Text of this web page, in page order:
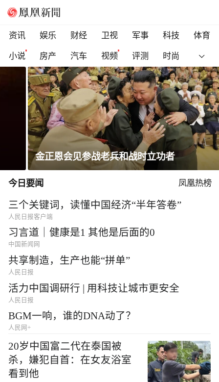
资讯 娱乐 财经 卫视 军事 科技
体育
小说
房产 汽车 视频 评测 时尚
金正恩会见参战老兵和战时立功者
今日要闻 凤凰热榜
三个关键词，读懂中国经济“半年答卷”
人民日报客户端
习言道｜健康是1 其他是后面的0
中国新闻网
共享制造，生产也能“拼单”
人民日报
活力中国调研行 | 用科技让城市更安全
人民日报
BGM一响，谁的DNA动了？
人民网+
20岁中国富二代在泰国被
杀，嫌犯自首：在女友浴室
看到他